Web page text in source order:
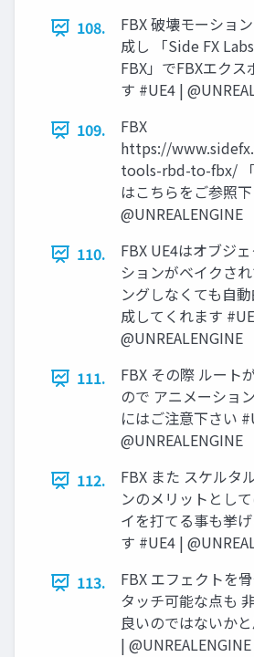
108.
FBX 破壊モーショ
成し 「Side FX
FBX」でFBXエクス
す #UE4 |
109.
FBX
https://
tools-rbd-to-fbx/ 「
はこちらをご参照
@UNREALENGINE
110.
FBX UE4はオブジ
ションがベイクさ
ングしなくても自
成してくれます
@UNREALENGINE
111.
FBX その際 ルート
ので アニメーショ
にはご注意下さい
@UNREALENGINE
112.
FBX また スケルタ
ンのメリットとし
イを打てる事も挙
す #UE4 |
113.
FBX エフェクトを
タッチ可能な点も
良いのではないか
| @UNREALENGINE